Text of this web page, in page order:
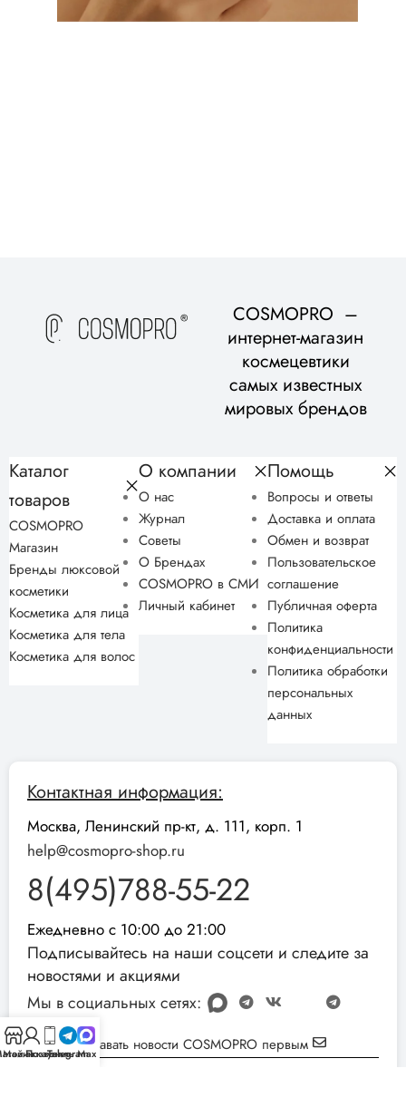
COSMOPRO –
интернет-магазин
космецевтики
самых известных
мировых брендов
Каталог
товаров
COSMOPRO
Магазин
Бренды люксовой
косметики
Косметика для лица
Косметика для тела
Косметика для волос
О компании
О нас
Журнал
Советы
О Брендах
COSMOPRO в СМИ
Личный кабинет
Помощь
Вопросы и ответы
Доставка и оплата
Обмен и возврат
Пользовательское
соглашение
Публичная оферта
Политика
конфиденциальности
Политика обработки
персональных
данных
Контактная информация:
Москва, Ленинский пр-кт, д. 111, корп. 1
help@cosmopro-shop.ru
8(495)788-55-22
Ежедневно с 10:00 до 21:00
Подписывайтесь на наши соцсети и следите за
новостями и акциями
Мы в социальных сетях:
Узнавать новости COSMOPRO первым
Мой аккаунт
Позвонить
Telegram
Max